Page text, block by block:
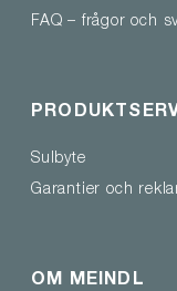
FAQ – frågor och
Sulbyte
Garantier och
OM MEINDL